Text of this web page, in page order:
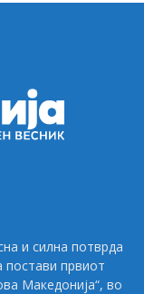
и силна потврда
постави првиот
Македонија“, во